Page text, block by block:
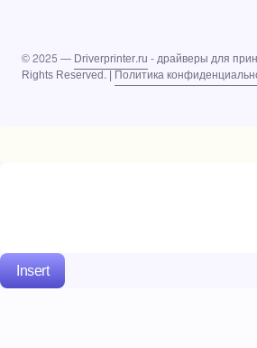
© 2025 —Driverprinter.ru- драйверы для
Rights Reserved. |Политика
Insert